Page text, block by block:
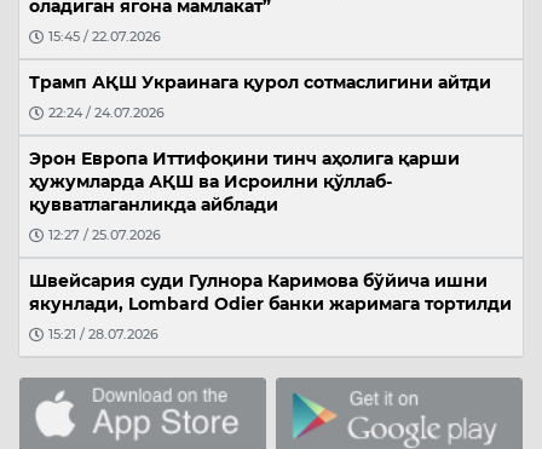
оладиган ягона мамлакат”
15:45 / 22.07.2026
Трамп АҚШ Украинага қурол сотмаслигини айтди
22:24 / 24.07.2026
Эрон Европа Иттифоқини тинч аҳолига қарши
ҳужумларда АҚШ ва Исроилни қўллаб-
қувватлаганликда айблади
12:27 / 25.07.2026
Швейсария суди Гулнора Каримова бўйича ишни
якунлади, Lombard Odier банки жаримага тортилди
15:21 / 28.07.2026